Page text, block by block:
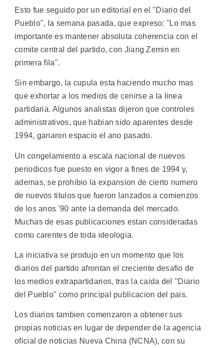
Esto fue seguido por un editorial en el "Diario del
Pueblo", la semana pasada, que expreso: "Lo mas
importante es mantener absoluta coherencia con el
comite central del partido, con Jiang Zemin en
primera fila".
Sin embargo, la cupula esta haciendo mucho mas
que exhortar a los medios de cenirse a la linea
partidaria. Algunos analistas dijeron que controles
administrativos, que habian sido aparentes desde
1994, ganaron espacio el ano pasado.
Un congelamiento a escala nacional de nuevos
periodicos fue puesto en vigor a fines de 1994 y,
ademas, se prohibio la expansion de cierto numero
de nuevos titulos que fueron lanzados a comienzos
de los anos '90 ante la demanda del mercado.
Muchas de esas publicaciones estan consideradas
como carentes de toda ideologia.
La iniciativa se produjo en un momento que los
diarios del partido afrontan el creciente desafio de
los medios extrapartidarios, tras la caida del "Diario
del Pueblo" como principal publicacion del pais.
Los diarios tambien comenzaron a obtener sus
propias noticias en lugar de depender de la agencia
oficial de noticias Nueva China (NCNA), con su